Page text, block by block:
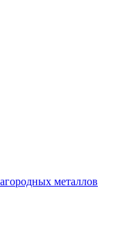
металлов